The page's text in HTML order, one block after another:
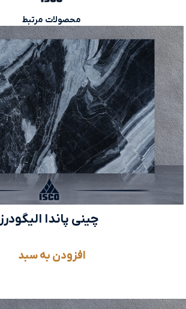
محصولات مرتبط
چینی پاندا الیگودرز
افزودن به سبد